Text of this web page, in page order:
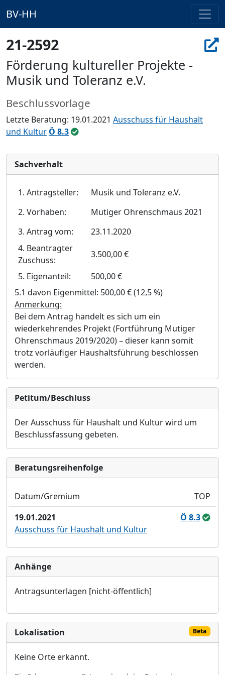
BV-HH
21-2592
Förderung kultureller Projekte -
Musik und Toleranz e.V.
Beschlussvorlage
Letzte Beratung: 19.01.2021 Ausschuss für Haushalt
und Kultur Ö 8.3
Sachverhalt
1. Antragsteller:
Musik und Toleranz e.V.
2. Vorhaben:
Mutiger Ohrenschmaus 2021
3. Antrag vom:
23.11.2020
4. Beantragter
Zuschuss:
3.500,00 €
5. Eigenanteil:
500,00 €
5.1 davon Eigenmittel: 500,00 €(12,5 %)
Anmerkung:
Bei dem Antrag handelt es sich um ein
wiederkehrendes Projekt (Fortführung Mutiger
Ohrenschmaus 2019/2020)–dieser kann somit
trotz vorläufiger Haushaltsführung beschlossen
werden.
Petitum/Beschluss
Der Ausschuss für Haushalt und Kultur wird um
Beschlussfassung gebeten.
Bera­tungs­reihen­folge
Datum/Gremium
TOP
19.01.2021
Ö 8.3
Ausschuss für Haushalt und Kultur
Anhänge
Antragsunterlagen [nicht-öffentlich]
Lokalisation Beta
Keine Orte erkannt.